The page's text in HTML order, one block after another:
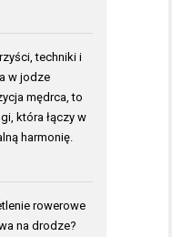
techniki i
w jodze
mędrca, to
która łączy w
harmonię.
rowerowe
na drodze?